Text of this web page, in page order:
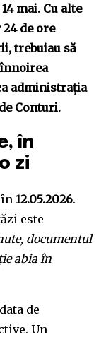
mai. Cu alte
de ore
trebuiau să
administrația
Conturi.
în
zi
12.05.2026.
este
documentul
abia în
de
Un